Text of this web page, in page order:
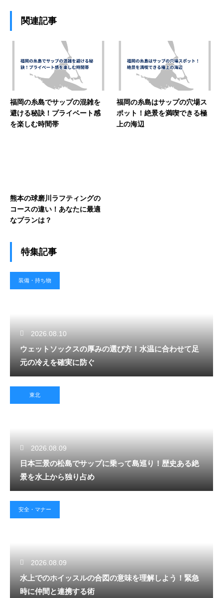
関連記事
福岡の糸島でサップの混雑を
避ける秘訣！プライベート感
を楽しむ時間帯
福岡の糸島はサップの穴場ス
ポット！絶景を満喫できる極
上の海辺
熊本の球磨川ラフティングの
コースの違い！あなたに最適
なプランは？
特集記事
装備・持ち物
2026.08.10
ウェットソックスの厚みの選び方！水温に合わせて足
元の冷えを確実に防ぐ
東北
2026.08.09
日本三景の松島でサップに乗って島巡り！歴史ある絶
景を水上から独り占め
安全・マナー
2026.08.09
水上でのホイッスルの合図の意味を理解しよう！緊急
時に仲間と連携する術